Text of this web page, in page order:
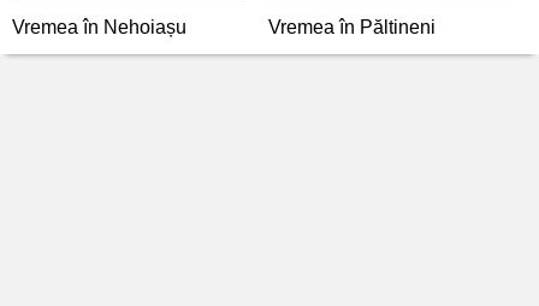
Vremea în Nehoiașu Vremea în Păltineni